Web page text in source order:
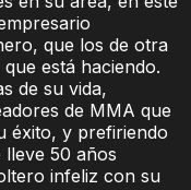
que los de otra
está haciendo.
de su vida,
de MMA que
éxito, y prefiriendo
50 años
infeliz con su